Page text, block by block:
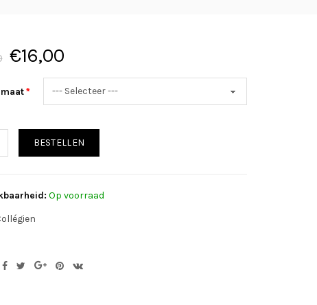
€16,00
BESTELLEN
Op voorraad